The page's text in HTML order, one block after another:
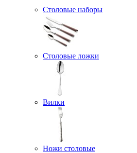
Столовые наборы
Столовые ложки
Вилки
Ножи столовые